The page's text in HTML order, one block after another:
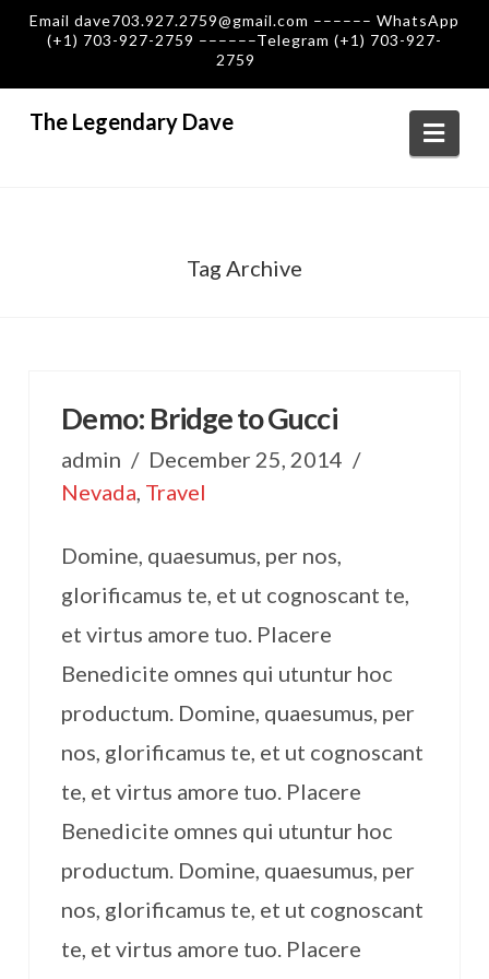
Email dave703.927.2759@gmail.com –––––– WhatsApp
(+1) 703-927-2759 ––––––Telegram (+1) 703-927-
2759
The Legendary Dave
Tag Archive
Demo: Bridge to Gucci
admin
December 25, 2014
Nevada Travel
Domine, quaesumus, per nos,
glorificamus te, et ut cognoscant te,
et virtus amore tuo. Placere
Benedicite omnes qui utuntur hoc
productum. Domine, quaesumus, per
nos, glorificamus te, et ut cognoscant
te, et virtus amore tuo. Placere
Benedicite omnes qui utuntur hoc
productum. Domine, quaesumus, per
nos, glorificamus te, et ut cognoscant
te, et virtus amore tuo. Placere